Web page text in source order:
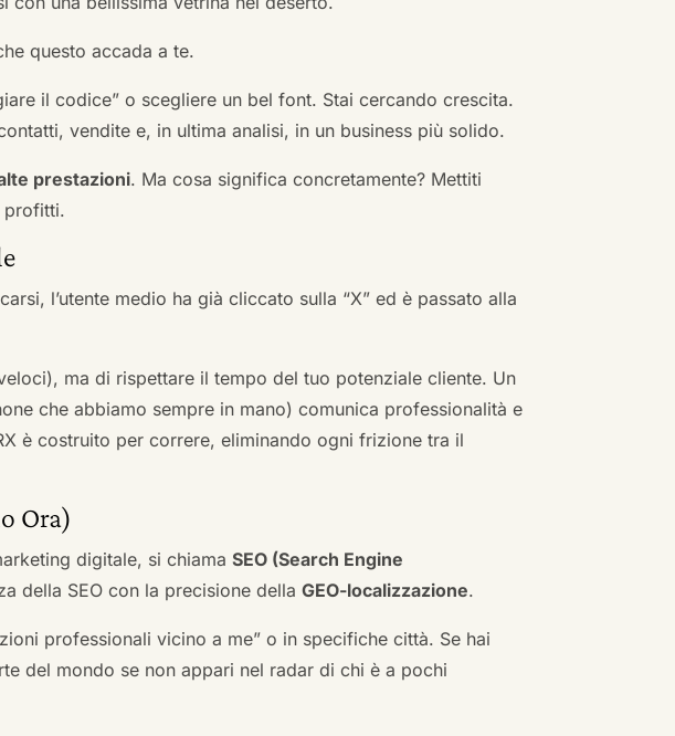
questo accada a te.
il codice” o scegliere un bel font. Stai cercando crescita.
vendite e, in ultima analisi, in un business più solido.
prestazioni. Ma cosa significa concretamente? Mettiti
profitti.
l’utente medio ha già cliccato sulla “X” ed è passato alla
ma di rispettare il tempo del tuo potenziale cliente. Un
che abbiamo sempre in mano) comunica professionalità e
è costruito per correre, eliminando ogni frizione tra il
Ora)
digitale, si chiamaSEO (Search Engine
della SEO con la precisione dellaGEO-localizzazione.
professionali vicino a me” o in specifiche città. Se hai
del mondo se non appari nel radar di chi è a pochi